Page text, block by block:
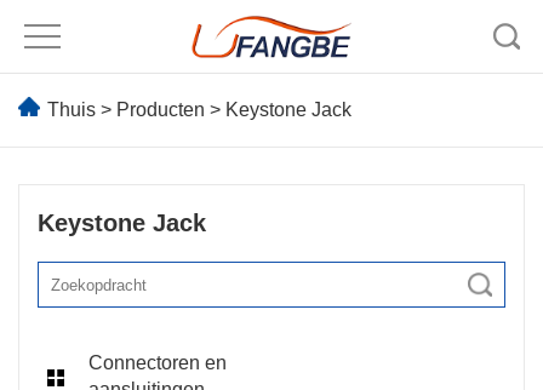
Thuis > Producten > Keystone Jack
Keystone Jack
Connectoren en